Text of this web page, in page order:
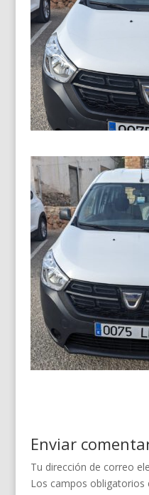
Enviar
Tu dirección de correo
Los campos obligatorios